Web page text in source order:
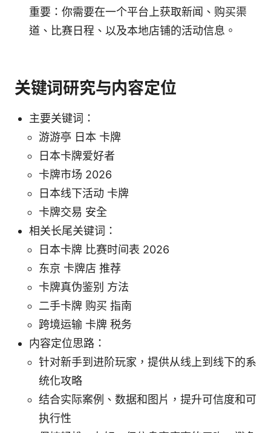
重要：你需要在一个平台上获取新闻、购买渠
道、比赛日程、以及本地店铺的活动信息。
关键词研究与内容定位
主要关键词：
游游亭 日本 卡牌
日本卡牌爱好者
卡牌市场 2026
日本线下活动 卡牌
卡牌交易 安全
相关长尾关键词：
日本卡牌 比赛时间表 2026
东京 卡牌店 推荐
卡牌真伪鉴别 方法
二手卡牌 购买 指南
跨境运输 卡牌 税务
内容定位思路：
针对新手到进阶玩家，提供从线上到线下的系
统化攻略
结合实际案例、数据和图片，提升可信度和可
执行性